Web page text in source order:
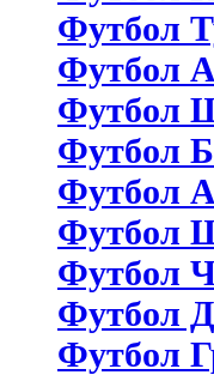
Футбол
Футбол
Футбол
Футбол
Футбол
Футбол
Футбол
Футбол
Футбол